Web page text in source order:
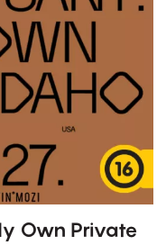
Own Private